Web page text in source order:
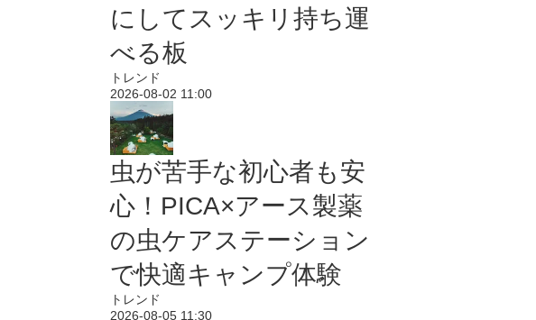
にしてスッキリ持ち運
べる板
トレンド
2026-08-02 11:00
虫が苦手な初心者も安
心！PICA×アース製薬
の虫ケアステーション
で快適キャンプ体験
トレンド
2026-08-05 11:30